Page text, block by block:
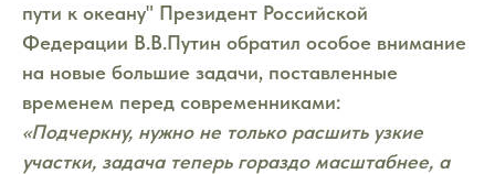
пути к океану" Президент Российской
Федерации В.В.Путин обратил особое внимание
на новые большие задачи, поставленные
временем перед современниками:
«Подчеркну, нужно не только расшить узкие
участки, задача теперь гораздо масштабнее, а